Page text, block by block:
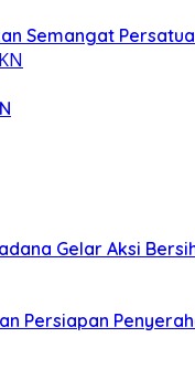
Semangat
Gelar Aksi
Persiapan